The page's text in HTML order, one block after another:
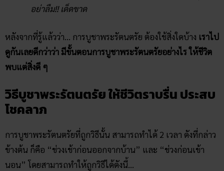
อย่าลืม!! เด็ดขาด
หลังจากที่รู้แล้วว่า… การบูชาพระรัตนตรัย ต้องใช้สิ่งใดบ้าง เราไป
ดูกันเลยดีกว่าว่า มีขั้นตอนการบูชาพระรัตนตรัยอย่างไร ให้ชีวิต
พบแต่สิ่งดี ๆ
วิธีบูชาพระรัตนตรัย ให้ชีวิตราบรื่น ประสบ
โชคลาภ
การบูชาพระรัตนตรัยที่ถูกวิธีนั้น สามารถทำได้ 2 เวลา ดังที่กล่าว
ข้างต้น ก็คือ “ช่วงเช้าก่อนออกจากบ้าน” และ “ช่วงก่อนเข้า
นอน” โดยสามารถทำให้ถูกวิธีได้ดังนี้…